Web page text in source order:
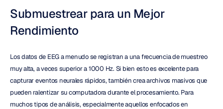
Submuestrear para un Mejor
Rendimiento
Los datos de EEG a menudo se registran a una frecuencia de muestreo
muy alta, a veces superior a 1000 Hz. Si bien esto es excelente para
capturar eventos neurales rápidos, también crea archivos masivos que
pueden ralentizar su computadora durante el procesamiento. Para
muchos tipos de análisis, especialmente aquellos enfocados en